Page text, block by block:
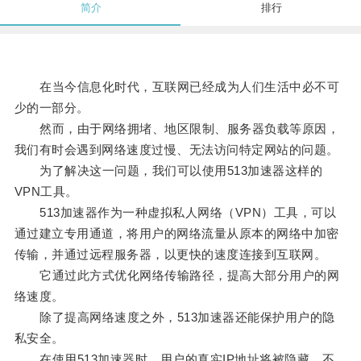
简介 排行
在当今信息化时代，互联网已经成为人们生活中必不可
少的一部分。
然而，由于网络拥堵、地区限制、服务器负载等原因，
我们有时会遇到网络速度过慢、无法访问特定网站的问题。
为了解决这一问题，我们可以使用513加速器这样的
VPN工具。
513加速器作为一种虚拟私人网络（VPN）工具，可以
通过建立专用通道，将用户的网络流量从原本的网络中加密
传输，并通过远程服务器，以更快的速度连接到互联网。
它通过此方式优化网络传输路径，提高大部分用户的网
络速度。
除了提高网络速度之外，513加速器还能保护用户的隐
私安全。